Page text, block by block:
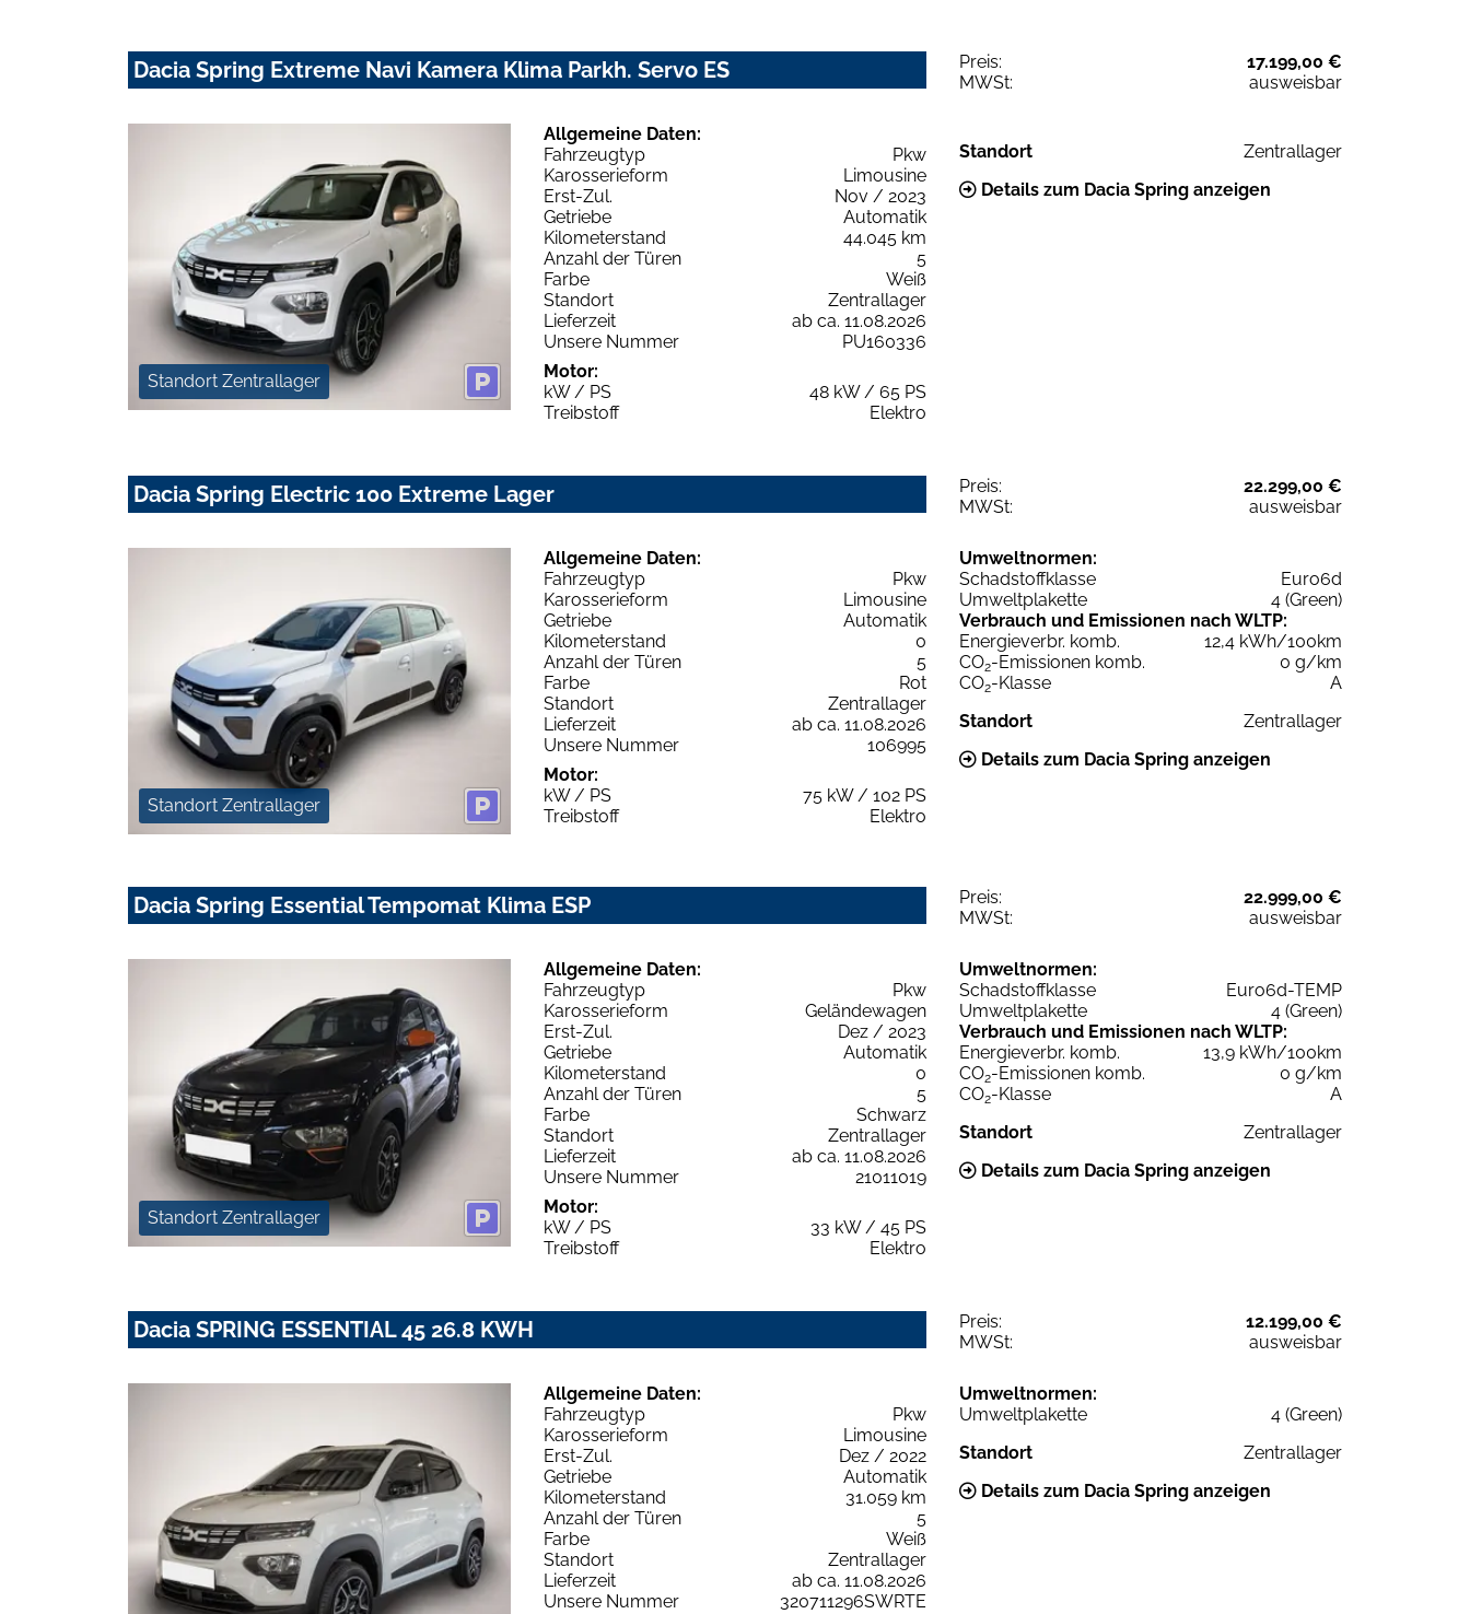
Dacia Spring Extreme Navi Kamera Klima Parkh. Servo ES Preis:
17.199,00 €
MWSt:
ausweisbar
Standort Zentrallager
Allgemeine Daten:
Fahrzeugtyp
Pkw
Karosserieform
Limousine
Erst-Zul.
Nov / 2023
Getriebe
Automatik
Kilometerstand
44.045 km
Anzahl der Türen
5
Farbe
Weiß
Standort
Zentrallager
Lieferzeit
ab ca. 11.08.2026
Unsere Nummer
PU160336
Motor:
kW / PS
48 kW / 65 PS
Treibstoff
Elektro
Standort
Zentrallager
Details zum Dacia Spring anzeigen
Dacia Spring Electric 100 Extreme Lager Preis:
22.299,00 €
MWSt:
ausweisbar
Standort Zentrallager
Allgemeine Daten:
Fahrzeugtyp
Pkw
Karosserieform
Limousine
Getriebe
Automatik
Kilometerstand
0
Anzahl der Türen
5
Farbe
Rot
Standort
Zentrallager
Lieferzeit
ab ca. 11.08.2026
Unsere Nummer
106995
Motor:
kW / PS
75 kW / 102 PS
Treibstoff
Elektro
Umweltnormen:
Schadstoffklasse
Euro6d
Umweltplakette
4 (Green)
Verbrauch und Emissionen nach WLTP:
Energieverbr. komb.
12,4 kWh/100km
CO2-Emissionen komb.
0 g/km
CO2-Klasse
A
Standort
Zentrallager
Details zum Dacia Spring anzeigen
Dacia Spring Essential Tempomat Klima ESP Preis:
22.999,00 €
MWSt:
ausweisbar
Standort Zentrallager
Allgemeine Daten:
Fahrzeugtyp
Pkw
Karosserieform
Geländewagen
Erst-Zul.
Dez / 2023
Getriebe
Automatik
Kilometerstand
0
Anzahl der Türen
5
Farbe
Schwarz
Standort
Zentrallager
Lieferzeit
ab ca. 11.08.2026
Unsere Nummer
21011019
Motor:
kW / PS
33 kW / 45 PS
Treibstoff
Elektro
Umweltnormen:
Schadstoffklasse
Euro6d-TEMP
Umweltplakette
4 (Green)
Verbrauch und Emissionen nach WLTP:
Energieverbr. komb.
13,9 kWh/100km
CO2-Emissionen komb.
0 g/km
CO2-Klasse
A
Standort
Zentrallager
Details zum Dacia Spring anzeigen
Dacia SPRING ESSENTIAL 45 26.8 KWH Preis:
12.199,00 €
MWSt:
ausweisbar
Allgemeine Daten:
Fahrzeugtyp
Pkw
Karosserieform
Limousine
Erst-Zul.
Dez / 2022
Getriebe
Automatik
Kilometerstand
31.059 km
Anzahl der Türen
5
Farbe
Weiß
Standort
Zentrallager
Lieferzeit
ab ca. 11.08.2026
Unsere Nummer
320711296SWRTE
Umweltnormen:
Umweltplakette
4 (Green)
Standort
Zentrallager
Details zum Dacia Spring anzeigen